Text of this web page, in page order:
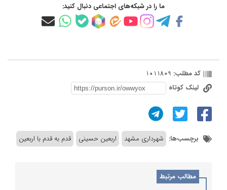
ما را در شبکه‌های اجتماعی دنبال کنید:
کد مطلب: 1011809
لینک کوتاه
برچسب‌ها: شهرداری مشهد اربعین حسینی قدم به قدم با اربعین
مطالب مرتبط